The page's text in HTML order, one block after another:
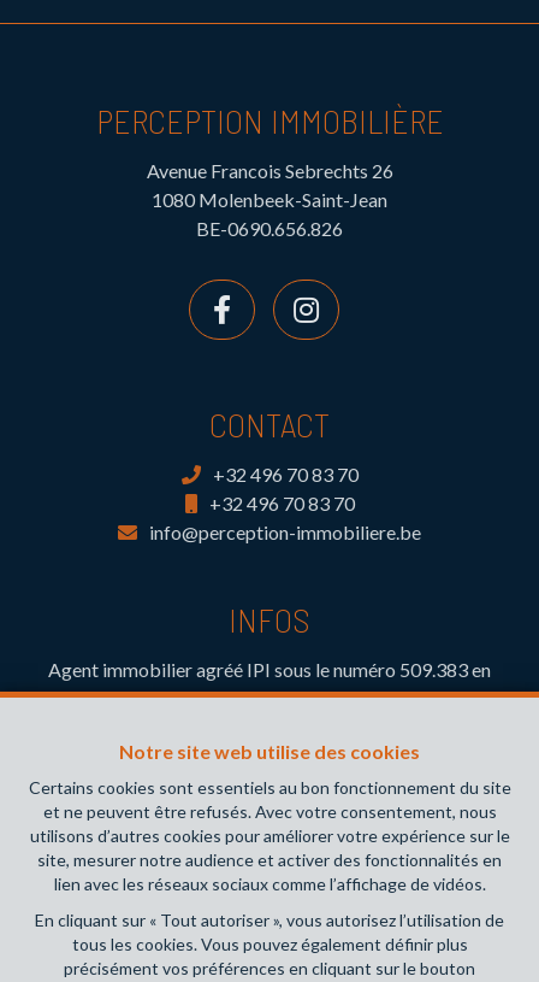
Notre site web utilise des cookies
Certains cookies sont essentiels au bon fonctionnement du site
et ne peuvent être refusés. Avec votre consentement, nous
utilisons d’autres cookies pour améliorer votre expérience sur le
site, mesurer notre audience et activer des fonctionnalités en
lien avec les réseaux sociaux comme l’affichage de vidéos.
En cliquant sur « Tout autoriser », vous autorisez l’utilisation de
tous les cookies. Vous pouvez également définir plus
précisément vos préférences en cliquant sur le bouton
PERCEPTION IMMOBILIÈRE
Avenue Francois Sebrechts 26
1080 Molenbeek-Saint-Jean
BE-0690.656.826
CONTACT
+32 496 70 83 70
+32 496 70 83 70
info@perception-immobiliere.be
INFOS
Agent immobilier agréé IPI sous le numéro 509.383 en
Belgique- Instance de contrôle: Institut professionnel des
(+32 2 505 38 50 - info@ipi.be) - Soumis au
déontologique de l’ IPI
RC professionnelle et cautionnement via AXA Belgium SA,
Place du Trône 1, 1000 Bruxelles – police n° 730.390.160.
Couverture valable pour les activités réalisées en Belgique
Conditions générales d'utilisation du site